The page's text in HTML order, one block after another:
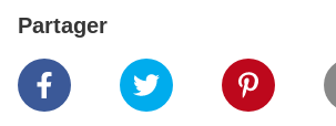
Partager